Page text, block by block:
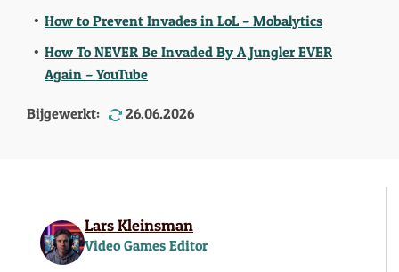
How to Prevent Invades in LoL – Mobalytics
How To NEVER Be Invaded By A Jungler EVER
Again – YouTube
Bijgewerkt: 26.06.2026
Lars Kleinsman
Video Games Editor